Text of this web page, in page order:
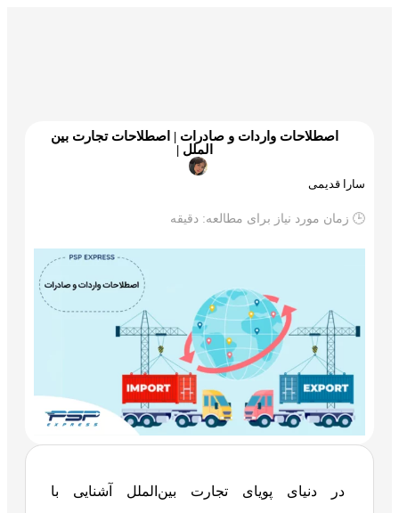
اصطلاحات واردات و صادرات | اصطلاحات تجارت بین
الملل |
سارا قدیمی
🕒 زمان مورد نیاز برای مطالعه: دقیقه
در دنیای پویای تجارت بین‌الملل آشنایی با